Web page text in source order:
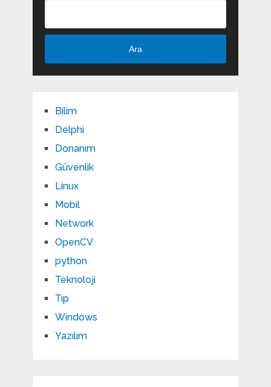
Ara
Bilim
Delphi
Donanım
Güvenlik
Linux
Mobil
Network
OpenCV
python
Teknoloji
Tıp
Windows
Yazılım